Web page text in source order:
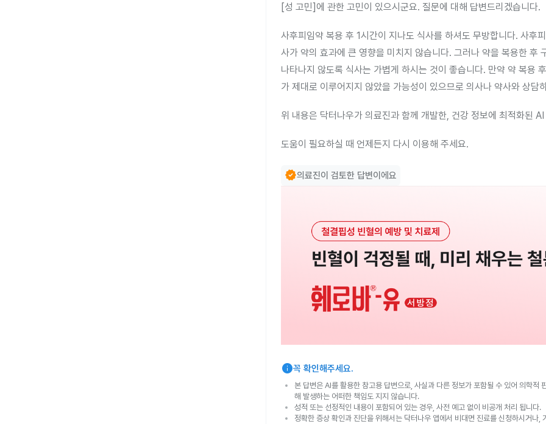
[성 고민]에 관한 고민이 있으시군요. 질문에 대해 답변드리겠습니다.
사후피임약 복용 후 1시간이 지나도 식사를 하셔도 무방합니다. 사후
사가 약의 효과에 큰 영향을 미치지 않습니다. 그러나 약을 복용한 후
나타나지 않도록 식사는 가볍게 하시는 것이 좋습니다. 만약 약 복용
가 제대로 이루어지지 않았을 가능성이 있으므로 의사나 약사와 상담
위 내용은 닥터나우가 의료진과 함께 개발한, 건강 정보에 최적화된
도움이 필요하실 때 언제든지 다시 이용해 주세요.
verified의료진이 검토한 답변이에요
info꼭 확인해주세요.
본 답변은 AI를 활용한 참고용 답변으로, 사실과 다른 정보가 포함될 수 있어 의학적
해 발생하는 어떠한 책임도 지지 않습니다.
성적 또는 선정적인 내용이 포함되어 있는 경우, 사전 예고 없이 비공개 처리 됩니다.
정확한 증상 확인과 진단을 위해서는 닥터나우 앱에서 비대면 진료를 신청하시거나,